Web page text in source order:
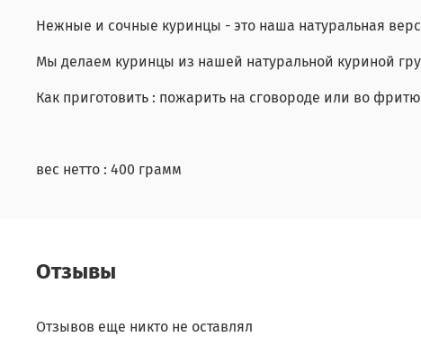
Нежные и сочные куринцы - это наша натуральная
Мы делаем куринцы из нашей натуральной куриной
Как приготовить : пожарить на сговороде или во
вес нетто : 400 грамм
Отзывы
Отзывов еще никто не оставлял